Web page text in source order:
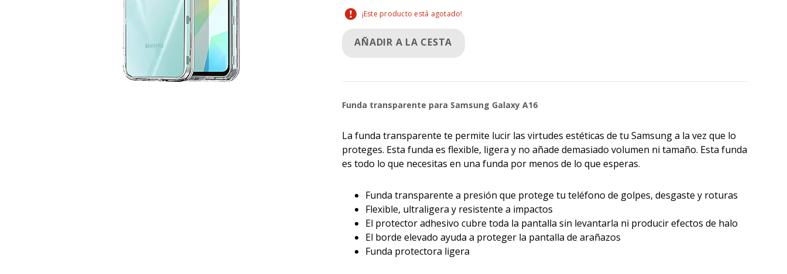
¡Este producto está agotado!
AÑADIR A LA CESTA
Funda transparente para Samsung Galaxy A16
La funda transparente te permite lucir las virtudes estéticas de tu Samsung a la vez que lo
proteges. Esta funda es flexible, ligera y no añade demasiado volumen ni tamaño. Esta funda
es todo lo que necesitas en una funda por menos de lo que esperas.
Funda transparente a presión que protege tu teléfono de golpes, desgaste y roturas
Flexible, ultraligera y resistente a impactos
El protector adhesivo cubre toda la pantalla sin levantarla ni producir efectos de halo
El borde elevado ayuda a proteger la pantalla de arañazos
Funda protectora ligera